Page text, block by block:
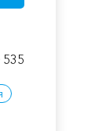
535